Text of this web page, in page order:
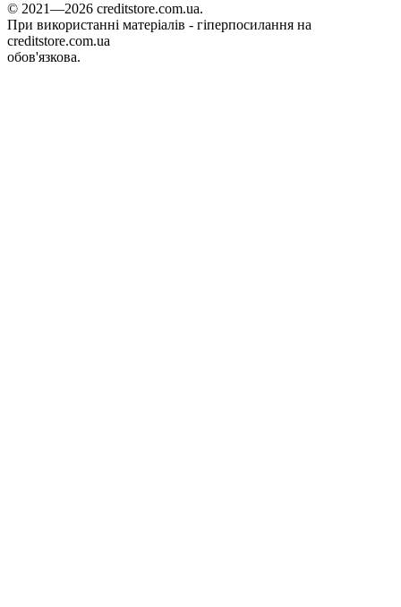
© 2021—2026 creditstore.com.ua.
При використанні матеріалів - гіперпосилання на
creditstore.com.ua
обов'язкова.